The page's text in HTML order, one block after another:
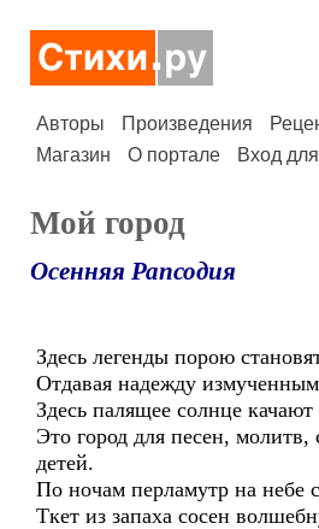
Авторы Произведения
Магазин
О портале Вход
Мой город
Осенняя Рапсодия
Здесь легенды порою
Отдавая надежду
Здесь палящее солнце качают
Это город для песен, молитв,
детей.
По ночам перламутр на небе
Ткет из запаха сосен